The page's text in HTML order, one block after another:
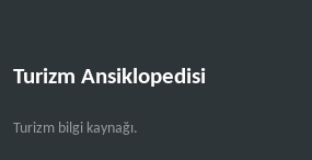
Turizm Ansiklopedisi
Turizm bilgi kaynağı.